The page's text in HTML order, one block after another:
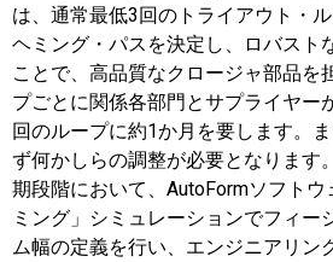
は、通常最低3回のトライアウト・
ヘミング・パスを決定し、ロバスト
ことで、高品質なクロージャ部品を
プごとに関係各部門とサプライヤー
回のループに約1か月を要します。
ず何かしらの調整が必要となります
期段階において、AutoFormソフト
ミング」シミュレーションでフィー
ム幅の定義を行い、エンジニアリン